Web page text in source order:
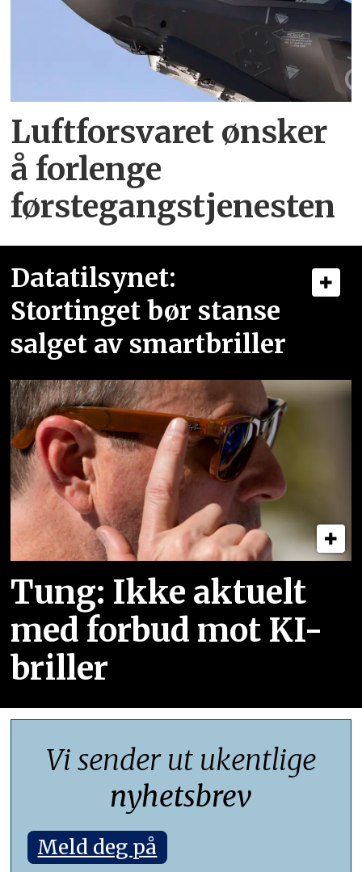
Luftforsvaret ønsker
å forlenge
førstegangstjenesten
Datatilsynet:
Stortinget bør stanse
salget av smartbriller
Tung: Ikke aktuelt
med forbud mot KI-
briller
Vi sender ut ukentlige
nyhetsbrev
Meld deg på